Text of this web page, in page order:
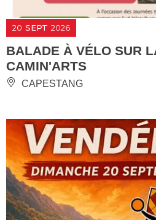
20 SEPT 2026
BALADE À VÉLO SUR
CAMIN'ARTS
CAPESTANG